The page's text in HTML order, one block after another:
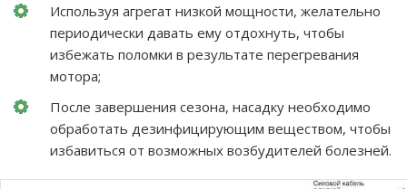
Используя агрегат низкой мощности, желательно
периодически давать ему отдохнуть, чтобы
избежать поломки в результате перегревания
мотора;
После завершения сезона, насадку необходимо
обработать дезинфицирующим веществом, чтобы
избавиться от возможных возбудителей болезней.